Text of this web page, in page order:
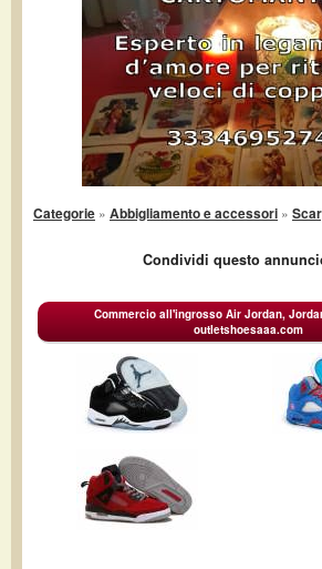
Categorie » Abbigliamento e accessori »
Condividi questo
Commercio all'ingrosso Air Jordan,
outletshoesaaa.com